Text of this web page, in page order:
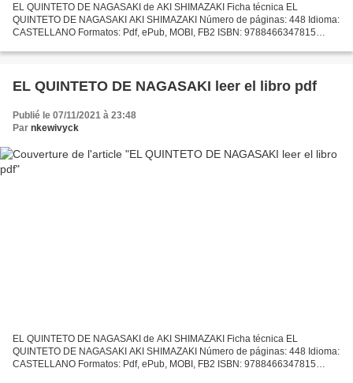
EL QUINTETO DE NAGASAKI de AKI SHIMAZAKI Ficha técnica EL
QUINTETO DE NAGASAKI AKI SHIMAZAKI Número de páginas: 448 Idioma:
CASTELLANO Formatos: Pdf, ePub, MOBI, FB2 ISBN: 9788466347815
Descargar...
EL QUINTETO DE NAGASAKI leer el libro pdf
Publié le 07/11/2021 à 23:48
Par nkewivyck
EL QUINTETO DE NAGASAKI de AKI SHIMAZAKI Ficha técnica EL
QUINTETO DE NAGASAKI AKI SHIMAZAKI Número de páginas: 448 Idioma:
CASTELLANO Formatos: Pdf, ePub, MOBI, FB2 ISBN: 9788466347815